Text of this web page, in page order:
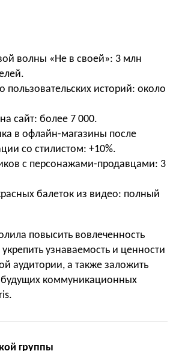
волны «Не в своей»: 3 млн
пользовательских историй: около
сайт: более 7 000.
в офлайн-магазины после
со стилистом: +10%.
с персонажами-продавцами: 3
балеток из видео: полный
повысить вовлеченность
узнаваемость и ценности
аудитории, а также заложить
коммуникационных
группы